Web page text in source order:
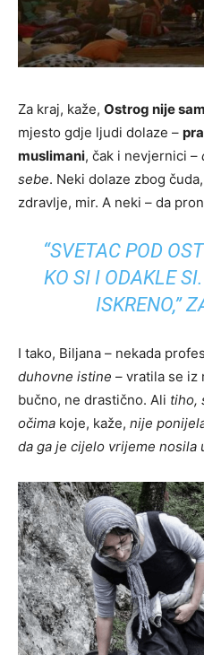
Za kraj, kaže, Ostrog nije
mjesto gdje ljudi dolaze –
muslimani, čak i nevjernici –
sebe. Neki dolaze zbog
zdravlje, mir. A neki – da
“SVETAC POD
KO SI I ODAKLE
ISKRENO,”
I tako, Biljana – nekada
duhovne istine – vratila se iz
bučno, ne drastično. Ali tiho,
očima koje, kaže, nije
da ga je cijelo vrijeme nosila